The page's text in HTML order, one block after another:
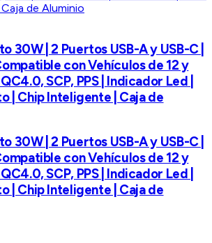
30W | 2 Puertos USB-A y USB-C |
con Vehículos de 12 y
SCP, PPS | Indicador Led |
| Chip Inteligente | Caja de
30W | 2 Puertos USB-A y USB-C |
con Vehículos de 12 y
SCP, PPS | Indicador Led |
| Chip Inteligente | Caja de